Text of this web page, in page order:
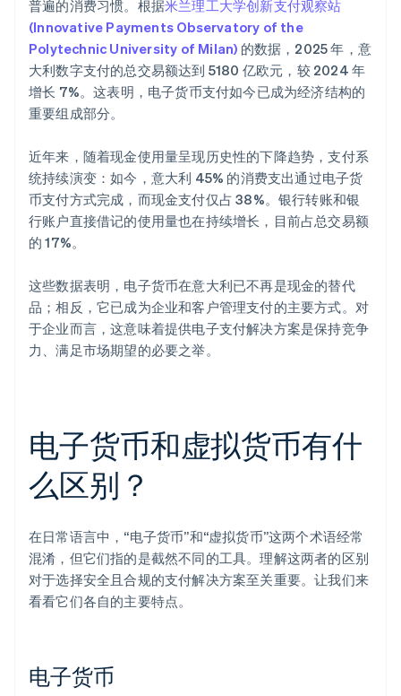
普遍的消费习惯。根据米兰理工大学创新支付观察站
(Innovative Payments Observatory of the
Polytechnic University of Milan) 的数据，2025 年，意
大利数字支付的总交易额达到 5180 亿欧元，较 2024 年
增长 7%。这表明，电子货币支付如今已成为经济结构的
重要组成部分。
近年来，随着现金使用量呈现历史性的下降趋势，支付系
统持续演变：如今，意大利 45% 的消费支出通过电子货
币支付方式完成，而现金支付仅占 38%。银行转账和银
行账户直接借记的使用量也在持续增长，目前占总交易额
的 17%。
这些数据表明，电子货币在意大利已不再是现金的替代
品；相反，它已成为企业和客户管理支付的主要方式。对
于企业而言，这意味着提供电子支付解决方案是保持竞争
力、满足市场期望的必要之举。
电子货币和虚拟货币有什
么区别？
在日常语言中，“电子货币”和“虚拟货币”这两个术语经常
混淆，但它们指的是截然不同的工具。理解这两者的区别
对于选择安全且合规的支付解决方案至关重要。让我们来
看看它们各自的主要特点。
电子货币